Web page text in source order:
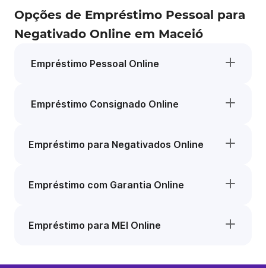
Opções de Empréstimo Pessoal para
Negativado Online em Maceió
Empréstimo Pessoal Online
Empréstimo Consignado Online
Empréstimo para Negativados Online
Empréstimo com Garantia Online
Empréstimo para MEI Online